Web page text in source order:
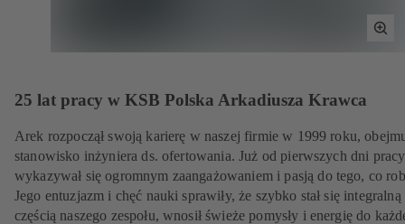
25 lat pracy w KSB Polska Arkadiusza Krawca
Arek rozpoczął swoją karierę w naszej firmie w 1999 roku,
stanowisko inżyniera ds. ofertowania. Już od pierwszych dni pracy
wykazywał się ogromnym zaangażowaniem i pasją do tego, co
Jego entuzjazm i chęć nauki sprawiły, że szybko stał się integralną
częścią naszego zespołu, wnosił świeże pomysły i energię do